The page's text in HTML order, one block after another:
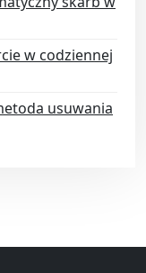
w codziennej
usuwania